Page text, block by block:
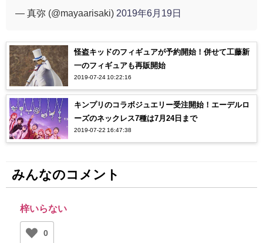
— 真弥 (@mayaarisaki) 2019年6月19日
怪盗キッドのフィギュアが予約開始！併せて工藤新
一のフィギュアも再販開始
2019-07-24 10:22:16
キンプリのコラボジュエリー受注開始！エーデルロ
ーズのネックレス7種は7月24日まで
2019-07-22 16:47:38
みんなのコメント
梓いらない
0